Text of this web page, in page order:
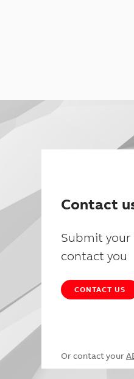
Contact
Submit
contact you
CONTACT US
Or contact your